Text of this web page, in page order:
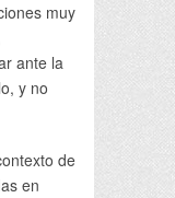
muy
ante la
y no
de
en